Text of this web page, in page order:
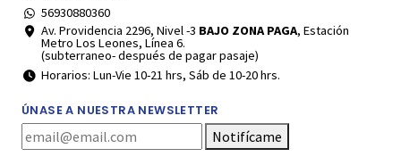
56930880360
Av. Providencia 2296, Nivel -3 BAJO ZONA PAGA, Estación
Metro Los Leones, Línea 6.
(subterraneo- después de pagar pasaje)
Horarios: Lun-Vie 10-21 hrs, Sáb de 10-20 hrs.
ÚNASE A NUESTRA NEWSLETTER
Notifícame